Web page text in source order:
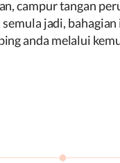
campur tangan
jadi, bahagian
anda melalui